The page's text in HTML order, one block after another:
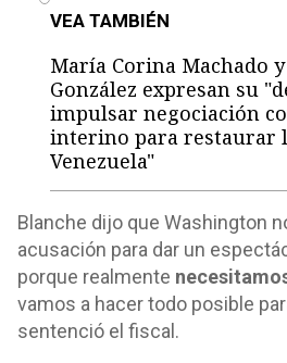
VEA TAMBIÉN
María Corina Machado
González expresan su
impulsar negociación
interino para restaurar
Venezuela"
Blanche dijo que Washington
acusación para dar un
porque realmente
vamos a hacer todo posible
sentenció el fiscal.